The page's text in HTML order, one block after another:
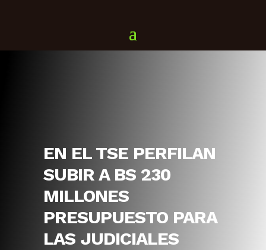
EN EL TSE PERFILAN
SUBIR A BS 230
MILLONES
PRESUPUESTO PARA
LAS JUDICIALES